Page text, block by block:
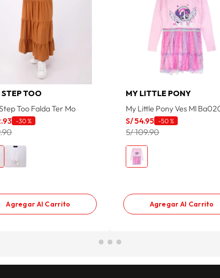
TOO
Too Falda Ter Mo
.93 -30 %
Agregar Al Carrito
MY LITTLE PONY
My Little Pony Ves Ml
S/54.95 -50 %
S/ 109.90
Agregar Al Carrito